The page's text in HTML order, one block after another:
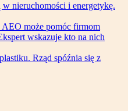
nieruchomości i energetykę.
AEO może pomóc firmom
wskazuje kto na nich
Rząd spóźnia się z